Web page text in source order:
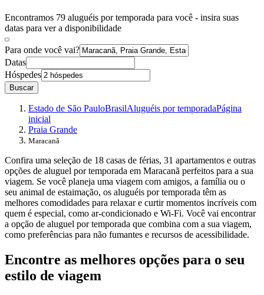
Encontramos 79 aluguéis por temporada para você - insira suas
datas para ver a disponibilidade
Para onde você vai?
Datas
Hóspedes
Buscar
Estado de São PauloBrasilAluguéis por temporadaPágina
inicial
Praia Grande
Maracanã
Confira uma seleção de 18 casas de férias, 31 apartamentos e outras
opções de aluguel por temporada em Maracanã perfeitos para a sua
viagem. Se você planeja uma viagem com amigos, a família ou o
seu animal de estaimação, os aluguéis por temporada têm as
melhores comodidades para relaxar e curtir momentos incríveis com
quem é especial, como ar-condicionado e Wi-Fi. Você vai encontrar
a opção de aluguel por temporada que combina com a sua viagem,
como preferências para não fumantes e recursos de acessibilidade.
Encontre as melhores opções para o seu
estilo de viagem